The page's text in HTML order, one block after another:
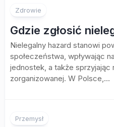
Zdrowie
Gdzie zgłosić
Nielegalny hazard stanowi
społeczeństwa, wpływając
jednostek, a także
zorganizowanej. W Polsce,...
Przemysł